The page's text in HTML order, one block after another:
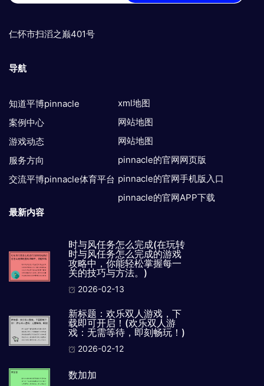
仁怀市扫滔之巅401号
导航
知道平博pinnacle
案例中心
游戏动态
服务方向
交流平博pinnacle体育平台
xml地图
网站地图
网站地图
pinnacle的官网网页版
pinnacle的官网手机版入口
pinnacle的官网APP下载
最新内容
时与风任务怎么完成(在玩转
时与风任务怎么完成的游戏
攻略中，你能轻松掌握每一
关的技巧与方法。)
2026-02-13
新标题：欢乐双人游戏，下
载即可开启！(欢乐双人游
戏：无需等待，即刻畅玩！)
2026-02-12
数加加